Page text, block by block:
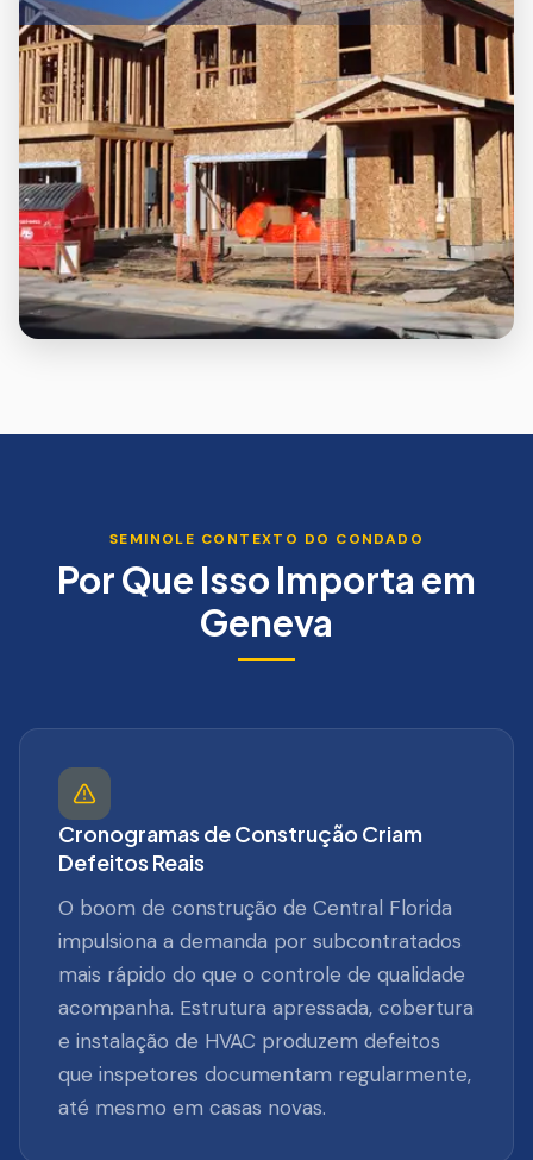
SEMINOLE CONTEXTO DO CONDADO
Por Que Isso Importa em
Geneva
Cronogramas de Construção Criam
Defeitos Reais
O boom de construção de Central Florida
impulsiona a demanda por subcontratados
mais rápido do que o controle de qualidade
acompanha. Estrutura apressada, cobertura
e instalação de HVAC produzem defeitos
que inspetores documentam regularmente,
até mesmo em casas novas.